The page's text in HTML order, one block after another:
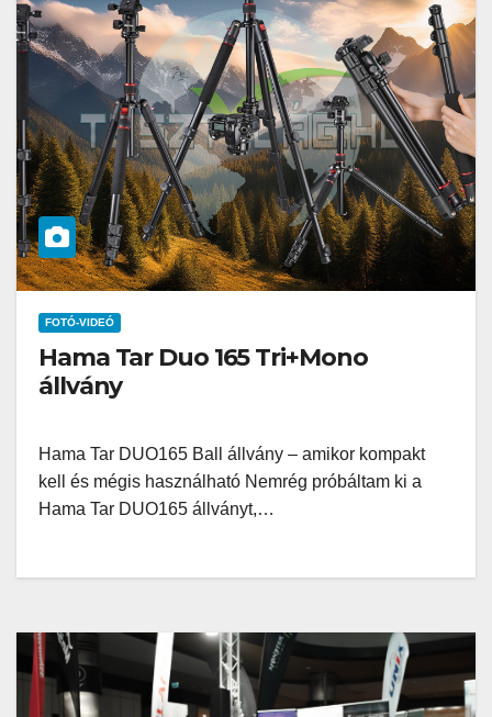
FOTÓ-VIDEÓ
Hama Tar Duo 165 Tri+Mono
állvány
Hama Tar DUO165 Ball állvány – amikor kompakt
kell és mégis használható Nemrég próbáltam ki a
Hama Tar DUO165 állványt,…